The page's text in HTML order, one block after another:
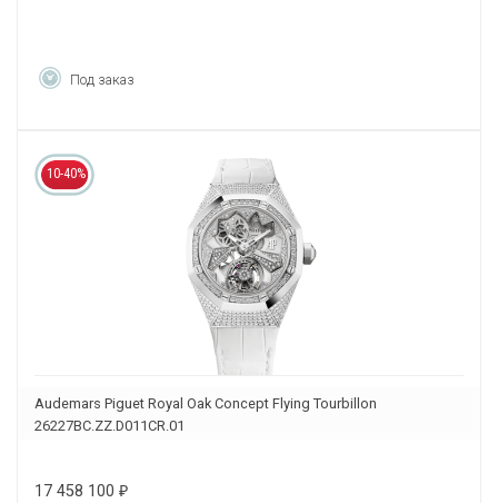
Под заказ
10-40%
Audemars Piguet Royal Oak Concept Flying Tourbillon
26227BC.ZZ.D011CR.01
17 458 100 ₽